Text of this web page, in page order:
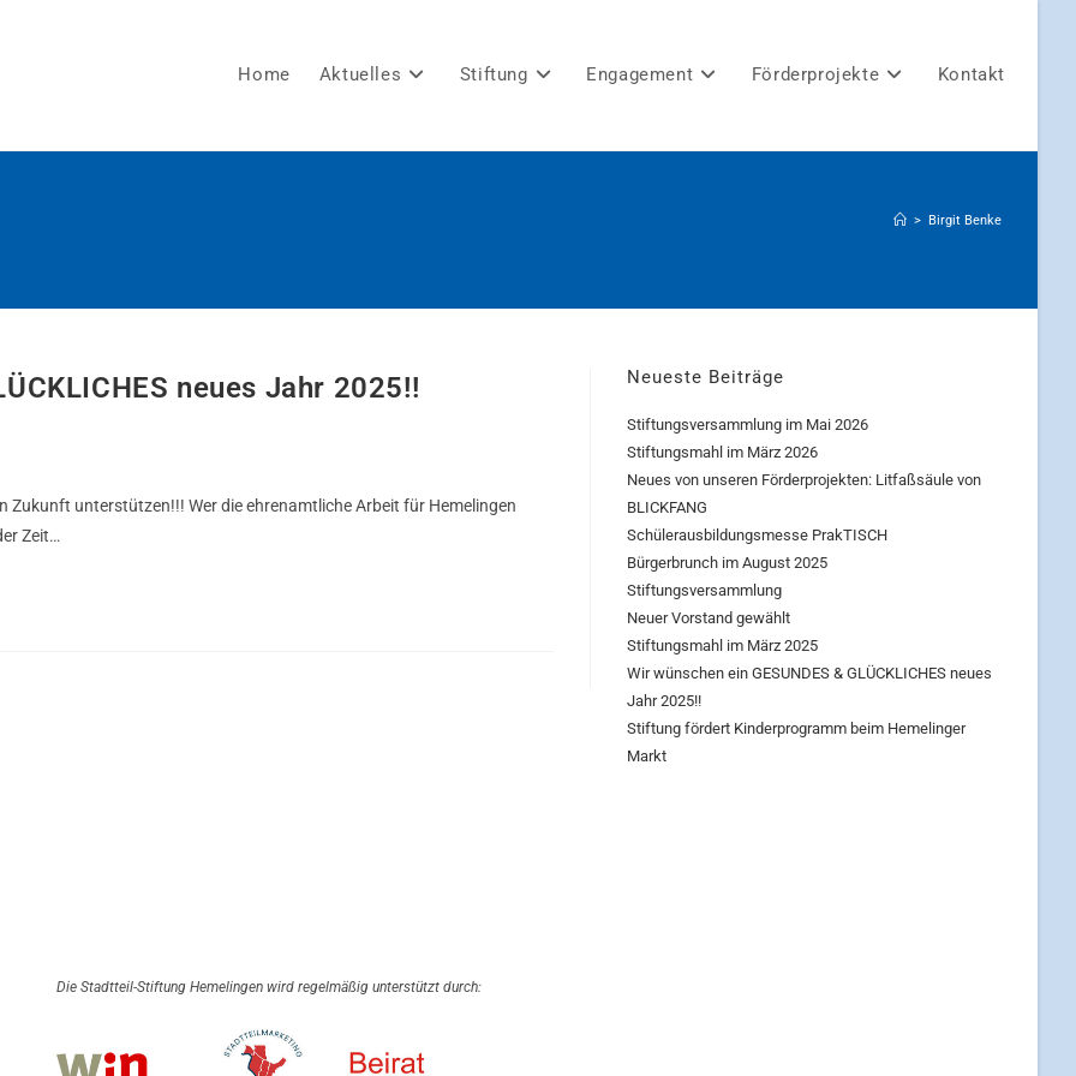
Home Aktuelles Stiftung Engagement Förderprojekte Kontakt
> Birgit Benke
neues Jahr 2025!!
Zukunft unterstützen!!! Wer die ehrenamtliche Arbeit für Hemelingen
Zeit…
Neueste Beiträge
Stiftungsversammlung im Mai 2026
Stiftungsmahl im März 2026
Neues von unseren Förderprojekten: Litfaßsäule von
BLICKFANG
Schülerausbildungsmesse PrakTISCH
Bürgerbrunch im August 2025
Stiftungsversammlung
Neuer Vorstand gewählt
Stiftungsmahl im März 2025
Wir wünschen ein GESUNDES & GLÜCKLICHES neues
Jahr 2025!!
Stiftung fördert Kinderprogramm beim Hemelinger
Markt
Die Stadtteil-Stiftung Hemelingen wird regelmäßig unterstützt durch: